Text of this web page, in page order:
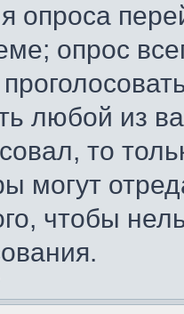
опроса
опрос
любой из
то
могут
чтобы